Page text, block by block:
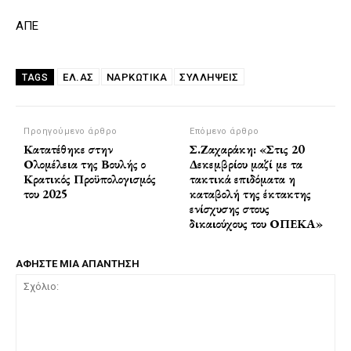
ΑΠΕ
TAGS ΕΛ.ΑΣ ΝΑΡΚΩΤΙΚΆ ΣΥΛΛΗΨΕΙΣ
Προηγούμενο άρθρο
Κατατέθηκε στην
Ολομέλεια της Βουλής ο
Κρατικός Προϋπολογισμός
του 2025
Επόμενο άρθρο
Σ.Ζαχαράκη: «Στις 20
Δεκεμβρίου μαζί με τα
τακτικά επιδόματα η
καταβολή της έκτακτης
ενίσχυσης στους
δικαιούχους του ΟΠΕΚΑ»
ΑΦΗΣΤΕ ΜΙΑ ΑΠΑΝΤΗΣΗ